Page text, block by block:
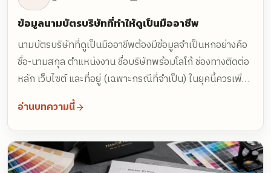
ข้อมูลนามบัตรบริษัทที่ทำให้ดูเป็นมืออาชีพ
นามบัตรบริษัทที่ดูเป็นมืออาชีพต้องมีข้อมูลจำเป็นหกอย่างคือ
ชื่อ-นามสกุล ตำแหน่งงาน ชื่อบริษัทพร้อมโลโก้ ช่องทางติดต่อ
หลัก เว็บไซต์ และที่อยู่ (เฉพาะกรณีที่จำเป็น) ในยุคนี้ควรเพิ่ม
คิวอาร์โค้ดขนาดอย่างน้อย 2x2 เซนติเมตร และข้อมูลภาษา
อังกฤษ ส่วนสิ่งที่ควรตัดออกคือแฟกซ์ รายการสินค้าทั้งหมด
ไอคอนโซเชียลทุกช่อง และสโลแกนยาวเกินไป และที่สำคัญไม่
แพ้กันคือต้องมีไฟล์ต้นแบบเดียวที่ล็อกโลโก้ ฟอนต์ ระยะขอบ
และค่าสีไว้ให้ตรงกันทุกใบ
อ่านบทความนี้